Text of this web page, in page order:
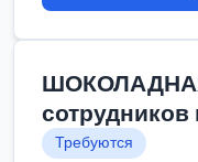
Требуются